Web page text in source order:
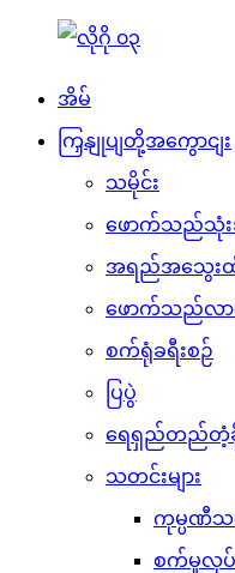
အိမ်
ကြှနျုပျတို့အကွောငျး
သမိုင်း
ဖောက်သည်သုံးသ
အရည်အသွေးထိ
ဖောက်သည်လ
စက်ရုံခရီးစဉ်
ပြပွဲ
ရေရှည်တည်တံ့ခို
သတင်းများ
ကုမ္ပဏီသ
စက်မှုလုပ်